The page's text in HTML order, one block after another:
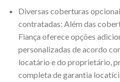
Diversas coberturas
contratadas: Além das
Fiança oferece opções
personalizadas de acordo
locatário e do proprietário,
completa de garantia